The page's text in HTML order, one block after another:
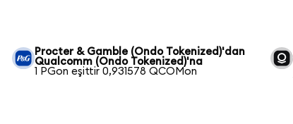
Procter & Gamble (Ondo Tokenized)'dan
Qualcomm (Ondo Tokenized)'na
1 PGon eşittir 0,931578 QCOMon